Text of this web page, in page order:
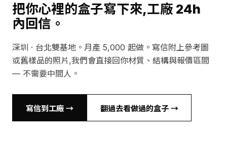
把你心裡的盒子寫下來,工廠 24h
內回信。
深圳 · 台北雙基地。月產 5,000 起做。寫信附上參考圖
或舊樣品的照片,我們會直接回你材質、結構與報價區間
— 不需要中間人。
寫信到工廠 → 翻過去看做過的盒子 →